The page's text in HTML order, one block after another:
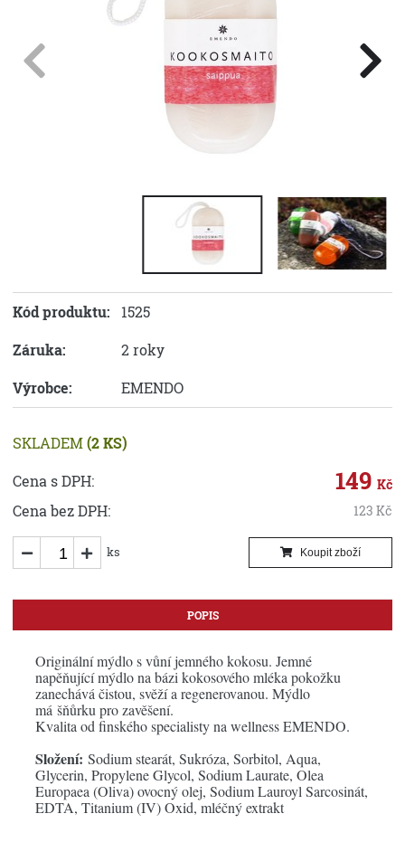
Kód produktu:
1525
Záruka:
2 roky
Výrobce:
EMENDO
SKLADEM(2 KS)
Cena s DPH:
149 Kč
Cena bez DPH: 123 Kč
ks Koupit zboží
POPIS
Originální mýdlo s vůní jemného kokosu. Jemné
napěňující mýdlo na bázi kokosového mléka pokožku
zanechává čistou, svěží a regenerovanou. Mýdlo
má šňůrku pro zavěšení.
Kvalita od finského specialisty na wellness EMENDO.
Složení: Sodium stearát, Sukróza, Sorbitol, Aqua,
Glycerin, Propylene Glycol, Sodium Laurate, Olea
Europaea (Oliva) ovocný olej, Sodium Lauroyl Sarcosinát,
EDTA, Titanium (IV) Oxid, mléčný extrakt